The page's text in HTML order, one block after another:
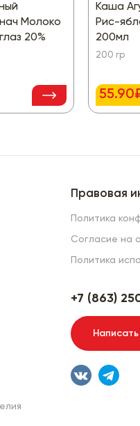
Молоко
20%
Каша
Рис-
200мл
200 гр
Правовая
Политика
Согласие на
Политика
+7 (863)